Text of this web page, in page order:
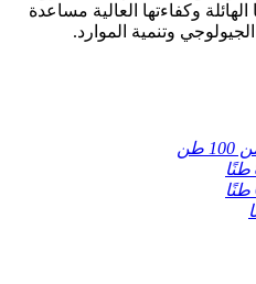
الهائلة وكفاءتها العالية مساعدة
وتنمية الموارد.
طن